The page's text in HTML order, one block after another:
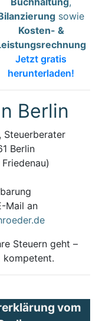
sowie
Kosten- &
Jetzt gratis
herunterladen!
Berlin
, Steuerberater
Berlin
Mail an
Steuern geht –
kompetent.
vom